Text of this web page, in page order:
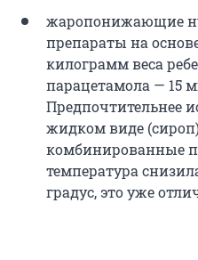
жаропонижающие
препараты на
килограмм веса
парацетамола — 15
Предпочтительнее
жидком виде
комбинированные
температура
градус, это уже